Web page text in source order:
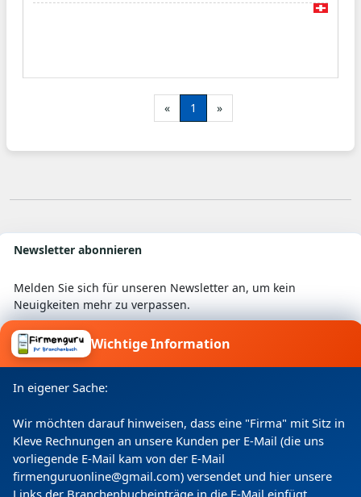
« 1 »
Newsletter abonnieren
Melden Sie sich für unseren Newsletter an, um kein
Neuigkeiten mehr zu verpassen.
Datenschutzerklärung zweckgebunden verarbeitet
Wichtige Information
In eigener Sache:
Wir möchten darauf hinweisen, dass eine "Firma" mit Sitz in
Kleve Rechnungen an unsere Kunden per E-Mail (die uns
vorliegende E-Mail kam von der E-Mail
firmenguruonline@gmail.com) versendet und hier unsere